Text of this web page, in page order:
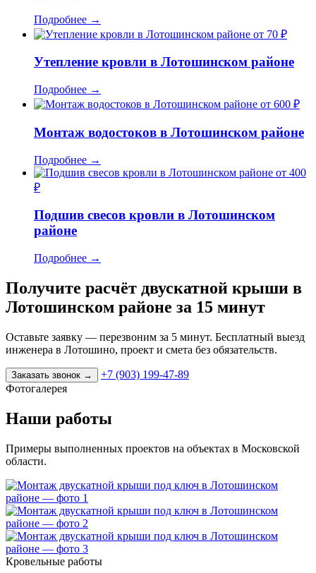
Подробнее →
от 70 ₽
Утепление кровли в Лотошинском районе
Подробнее →
от 600 ₽
Монтаж водостоков в Лотошинском районе
Подробнее →
от 400
₽
Подшив свесов кровли в Лотошинском
районе
Подробнее →
Получите расчёт двускатной крыши в
Лотошинском районе за 15 минут
Оставьте заявку — перезвоним за 5 минут. Бесплатный выезд
инженера в Лотошино, проект и смета без обязательств.
Заказать звонок →
+7 (903) 199-47-89
Фотогалерея
Наши работы
Примеры выполненных проектов на объектах в Московской
области.
Кровельные работы